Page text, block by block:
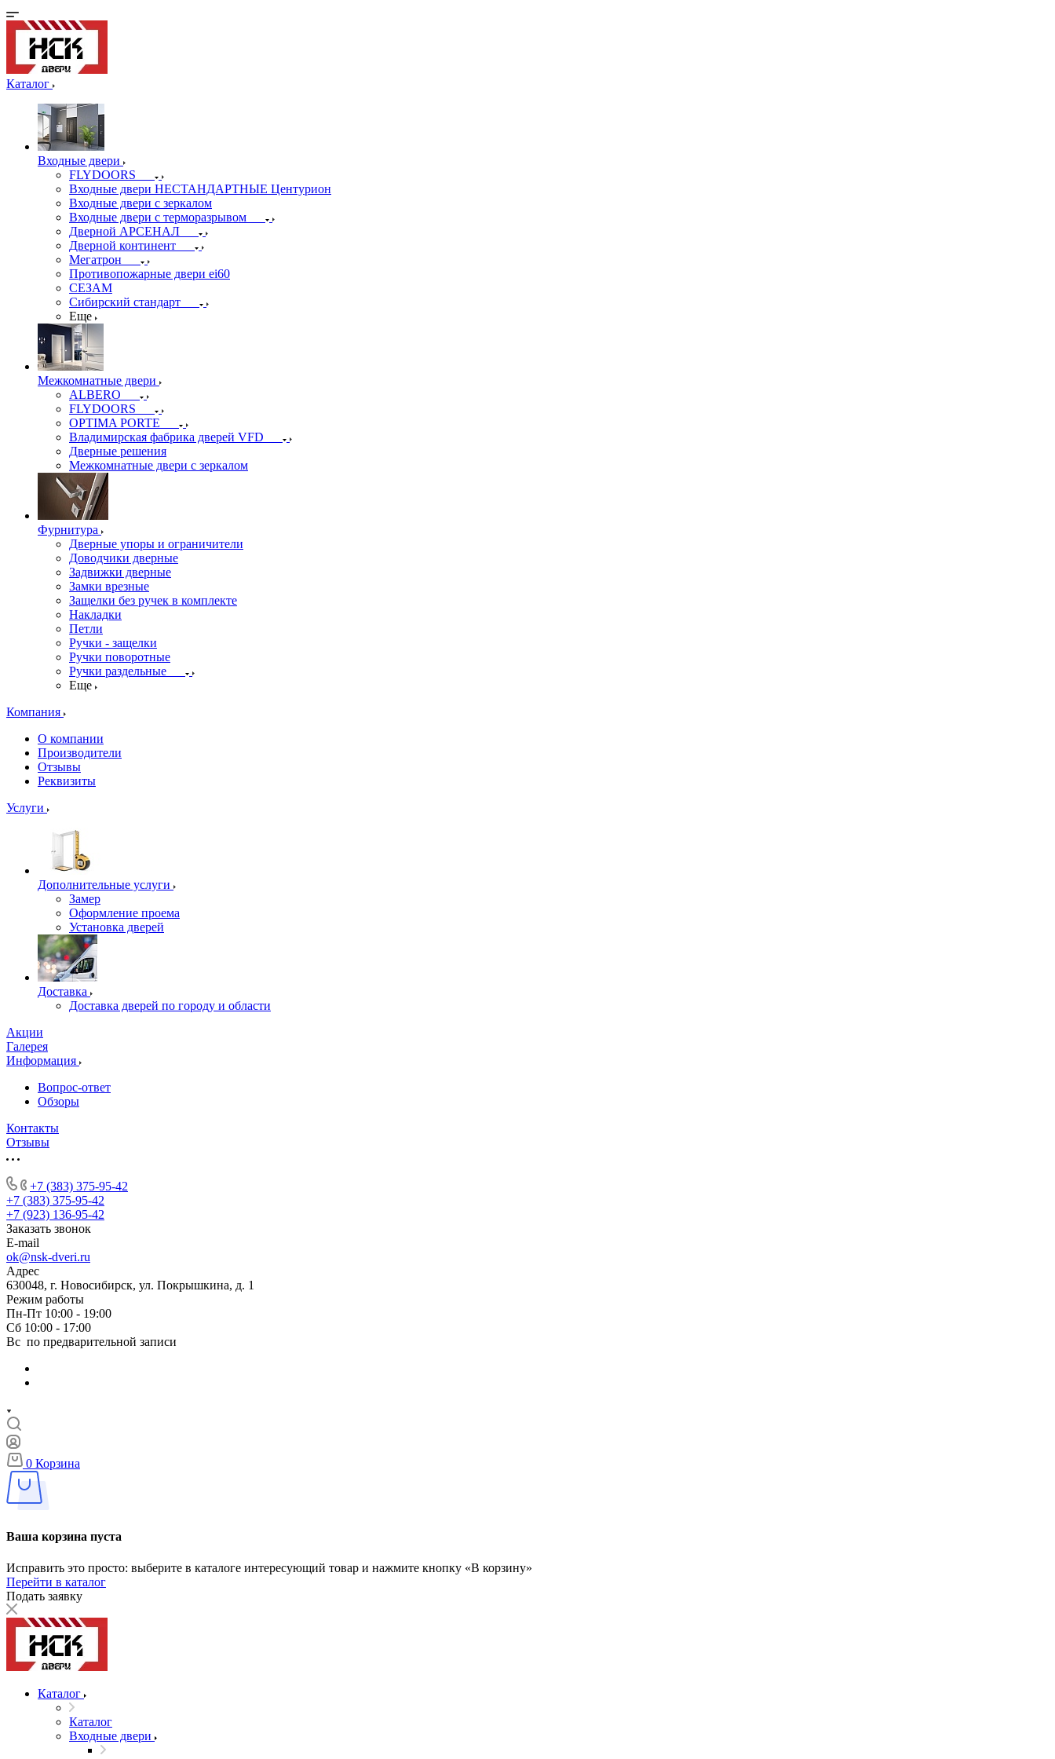
Каталог
Входные двери
FLYDOORS
Входные двери НЕСТАНДАРТНЫЕ Центурион
Входные двери с зеркалом
Входные двери с терморазрывом
Дверной АРСЕНАЛ
Дверной континент
Мегатрон
Противопожарные двери ei60
СЕЗАМ
Сибирский стандарт
Еще
Межкомнатные двери
ALBERO
FLYDOORS
OPTIMA PORTE
Владимирская фабрика дверей VFD
Дверные решения
Межкомнатные двери c зеркалом
Фурнитура
Дверные упоры и ограничители
Доводчики дверные
Задвижки дверные
Замки врезные
Защелки без ручек в комплекте
Накладки
Петли
Ручки - защелки
Ручки поворотные
Ручки раздельные
Еще
Компания
О компании
Производители
Отзывы
Реквизиты
Услуги
Дополнительные услуги
Замер
Оформление проема
Установка дверей
Доставка
Доставка дверей по городу и области
Акции
Галерея
Информация
Вопрос-ответ
Обзоры
Контакты
Отзывы
+7 (383) 375-95-42
+7 (383) 375-95-42
+7 (923) 136-95-42
Заказать звонок
E-mail
ok@nsk-dveri.ru
Адрес
630048, г. Новосибирск, ул. Покрышкина, д. 1
Режим работы
Пн-Пт 10:00 - 19:00
Сб 10:00 - 17:00
Вс по предварительной записи
0 Корзина
Ваша корзина пуста
Исправить это просто: выберите в каталоге интересующий товар и нажмите кнопку «В корзину»
Перейти в каталог
Подать заявку
Каталог
Каталог
Входные двери